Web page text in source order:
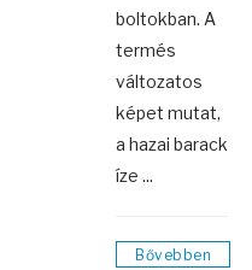
boltokban. A
termés
változatos
képet mutat,
a hazai barack
íze ...
Bővebben